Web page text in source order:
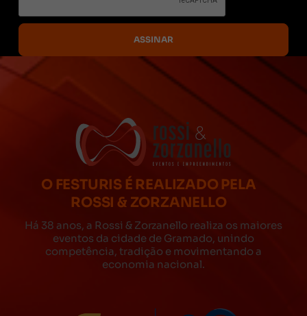
O FESTURIS É REALIZADO PELA
ROSSI & ZORZANELLO
Há 38 anos, a Rossi & Zorzanello realiza os maiores
eventos da cidade de Gramado, unindo
competência, tradição e movimentando a
economia nacional.